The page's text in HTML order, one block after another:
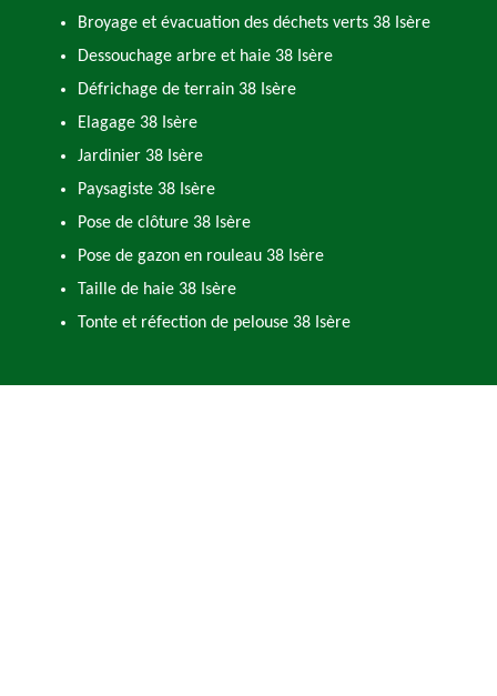
Broyage et évacuation des déchets verts 38 Isère
Dessouchage arbre et haie 38 Isère
Défrichage de terrain 38 Isère
Elagage 38 Isère
Jardinier 38 Isère
Paysagiste 38 Isère
Pose de clôture 38 Isère
Pose de gazon en rouleau 38 Isère
Taille de haie 38 Isère
Tonte et réfection de pelouse 38 Isère